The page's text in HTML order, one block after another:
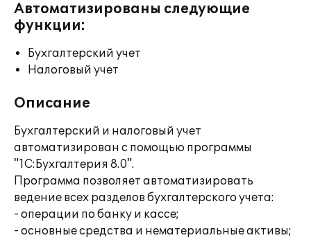
Автоматизированы следующие
функции:
Бухгалтерский учет
Налоговый учет
Описание
Бухгалтерский и налоговый учет
автоматизирован с помощью программы
"1С:Бухгалтерия 8.0".
Программа позволяет автоматизировать
ведение всех разделов бухгалтерского учета:
- операции по банку и кассе;
- основные средства и нематериальные активы;